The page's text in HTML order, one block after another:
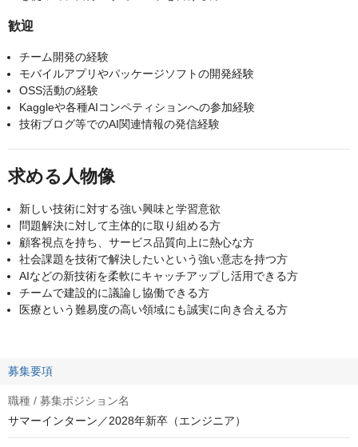
歓迎
チーム開発の経験
モバイルアプリやパッケージソフトの開発経験
OSS活動の経験
Kaggleや各種AIコンペティションへの参加経験
技術ブログ等でのAI関連情報の発信経験
求める人物像
新しい技術に対する強い興味と学習意欲
問題解決に対して主体的に取り組める方
顧客視点を持ち、サービス品質向上に熱心な方
社会課題を技術で解決したいという強い意志を持つ方
AIなどの新技術を柔軟にキャッチアップし活用できる方
チームで建設的に議論し協働できる方
医療という難易度の高い領域にも誠実に向き合える方
募集要項
職種 / 募集ポジション名
サマーインターン／2028年新卒（エンジニア）